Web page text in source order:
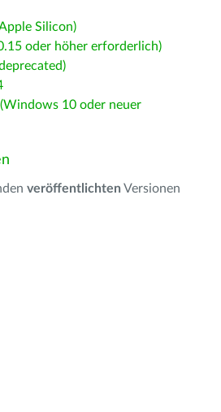
Silicon)
oder höher erforderlich)
10 oder neuer
veröffentlichten Versionen